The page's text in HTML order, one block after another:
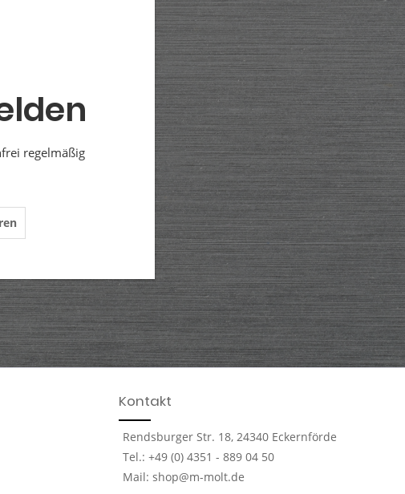
regelmäßig
Kontakt
Rendsburger Str. 18, 24340 Eckernförde
Tel.: +49 (0) 4351 - 889 04 50
Mail: shop@m-molt.de